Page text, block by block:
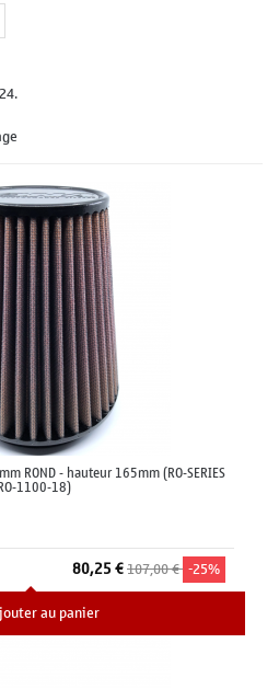
ROND - hauteur 165mm (RO-SERIES
1100-18)
80,25 €107,00 € -25%
au panier